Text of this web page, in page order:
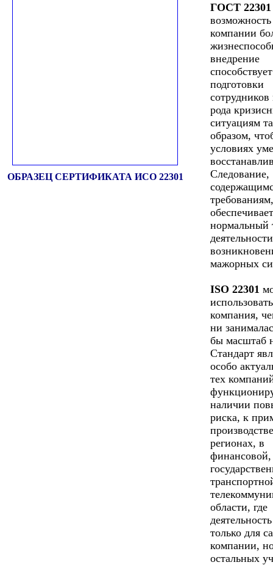
ОБРАЗЕЦ СЕРТИФИКАТА ИСО 22301
ГОСТ 22301
возможность
компании
внедрение
способствует
подготовки
сотрудников
рода
ситуациям
образом,
условиях
Следование,
требованиям,
обеспечивает
нормальный
мажорных
ISO 22301
компания,
ни
бы масштаб
Стандарт
особо
тех
наличии
риска, к
регионах, в
финансовой,
области, где
только для
компании,
остальных